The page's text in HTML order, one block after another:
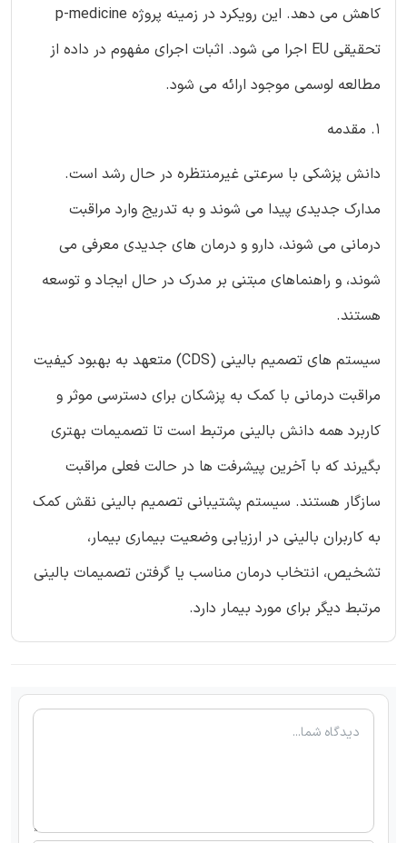
کاهش می دهد. این رویکرد در زمینه پروژه p-medicine
تحقیقی EU اجرا می شود. اثبات اجرای مفهوم در داده از
مطالعه لوسمی موجود ارائه می شود.
1. مقدمه
دانش پزشکی با سرعتی غیرمنتظره در حال رشد است.
مدارک جدیدی پیدا می شوند و به تدریج وارد مراقبت
درمانی می شوند، دارو و درمان های جدیدی معرفی می
شوند، و راهنماهای مبتنی بر مدرک در حال ایجاد و توسعه
هستند.
سیستم های تصمیم بالینی (CDS) متعهد به بهبود کیفیت
مراقبت درمانی با کمک به پزشکان برای دسترسی موثر و
کاربرد همه دانش بالینی مرتبط است تا تصمیمات بهتری
بگیرند که با آخرین پیشرفت ها در حالت فعلی مراقبت
سازگار هستند. سیستم پشتیبانی تصمیم بالینی نقش کمک
به کاربران بالینی در ارزیابی وضعیت بیماری بیمار،
تشخیص، انتخاب درمان مناسب یا گرفتن تصمیمات بالینی
مرتبط دیگر برای مورد بیمار دارد.